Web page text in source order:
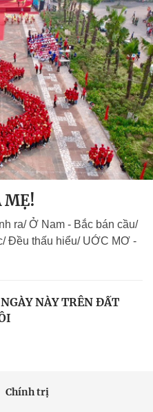
MẸ!
ra/ Ở Nam - Bắc bán cầu/
Đều thấu hiểu/ UỚC MƠ -
NÀY TRÊN ĐẤT
Chính trị